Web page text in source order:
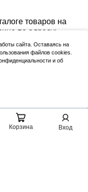
Корзина Вход
товаров на
по адресу:
8а (по
с 9:00 до 13:00).
выдачи или
сайта. Оставаясь на
файлов cookies.
и об